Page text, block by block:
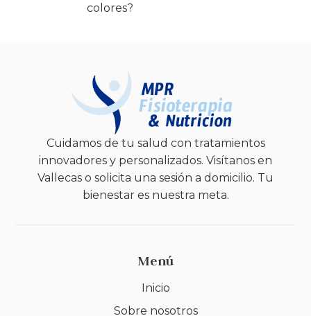
colores?
Cuidamos de tu salud con tratamientos
innovadores y personalizados. Visítanos en
Vallecas o solicita una sesión a domicilio. Tu
bienestar es nuestra meta.
Menú
Inicio
Sobre nosotros